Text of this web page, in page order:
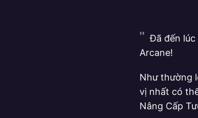
Đã đến lúc
Arcane!
Như thường
vị nhất có
Nâng Cấp